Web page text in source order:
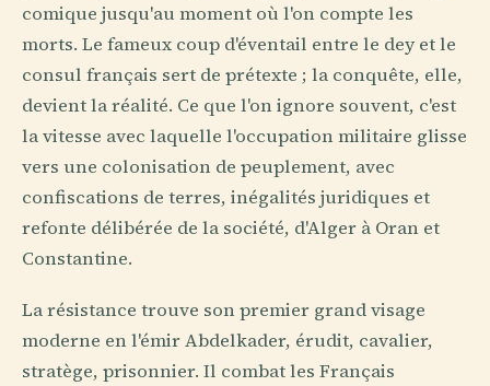
comique jusqu'au moment où l'on compte les
morts. Le fameux coup d'éventail entre le dey et le
consul français sert de prétexte ; la conquête, elle,
devient la réalité. Ce que l'on ignore souvent, c'est
la vitesse avec laquelle l'occupation militaire glisse
vers une colonisation de peuplement, avec
confiscations de terres, inégalités juridiques et
refonte délibérée de la société, d'Alger à Oran et
Constantine.
La résistance trouve son premier grand visage
moderne en l'émir Abdelkader, érudit, cavalier,
stratège, prisonnier. Il combat les Français